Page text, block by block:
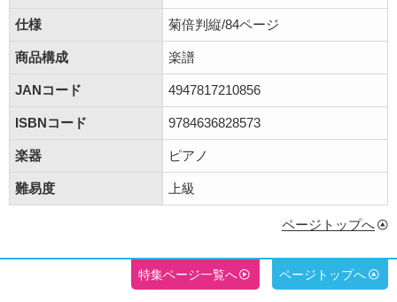
仕様 菊倍判縦/84ページ
商品構成 楽譜
JANコード 4947817210856
ISBNコード 9784636828573
楽器 ピアノ
難易度 上級
ページトップへ
特集ページ一覧へ ページトップへ